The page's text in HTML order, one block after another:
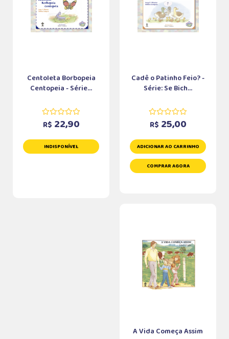
Centoleta Borbopeia
Centopeia - Série...
R$ 22,90
INDISPONÍVEL
Cadê o Patinho Feio? -
Série: Se Bich...
R$ 25,00
ADICIONAR AO CARRINHO
COMPRAR AGORA
A Vida Começa Assim